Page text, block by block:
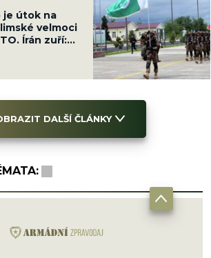
je útok na
velmoci
Írán zuří:
DALŠÍ ČLÁNKY